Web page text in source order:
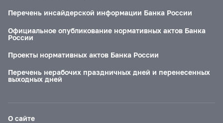
Перечень инсайдерской информации Банка России
Официальное опубликование нормативных актов Банка
России
Проекты нормативных актов Банка России
Перечень нерабочих праздничных дней и перенесенных
выходных дней
О сайте